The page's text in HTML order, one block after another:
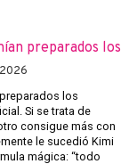
preparados los
los
Si se trata de
consigue más con
le sucedió Kimi
mágica: “todo